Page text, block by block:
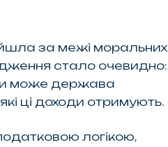
за межі моральних
стало очевидно:
чи може держава
ці доходи отримують.
логікою,